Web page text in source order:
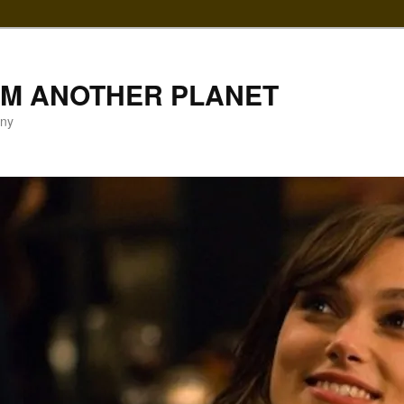
ANOTHER PLANET